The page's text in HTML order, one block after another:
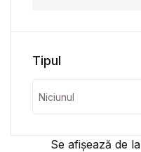
Se afișează de la
Tipul